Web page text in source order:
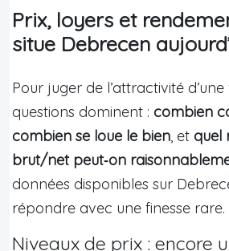
Prix, loyers et
situe Debrecen
Pour juger de l’attractivité d’une
questions dominent : combien
combien se loue le bien, et quel
brut/net peut‑on
données disponibles sur
répondre avec une finesse rare.
Niveaux de prix : encore